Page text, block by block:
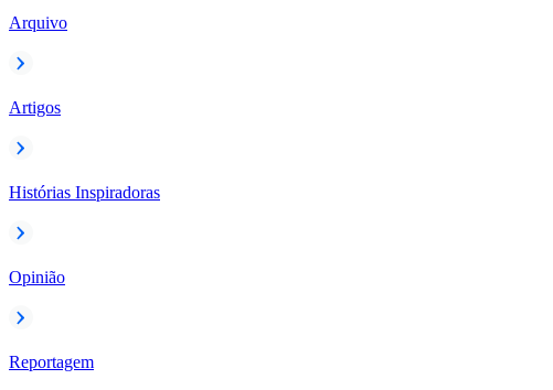
Arquivo
Artigos
Histórias Inspiradoras
Opinião
Reportagem